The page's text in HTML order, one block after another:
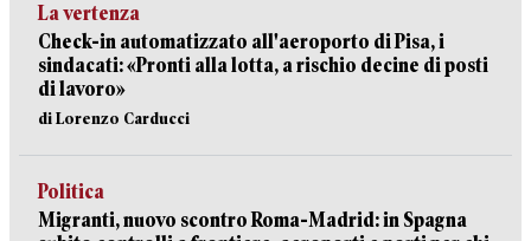
La vertenza
Check-in automatizzato all'aeroporto di Pisa, i
sindacati: «Pronti alla lotta, a rischio decine di posti
di lavoro»
di Lorenzo Carducci
Politica
Migranti, nuovo scontro Roma-Madrid: in Spagna